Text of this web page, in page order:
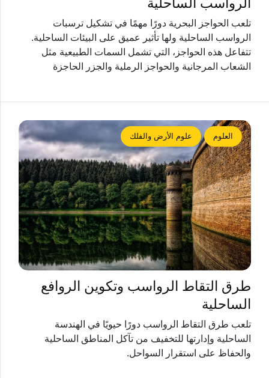
تلعب الحواجز البحرية دورًا مهمًا في تشكيل ترسبات
الرواسب الساحلية ولها تأثير عميق على البيئات الساحلية.
تتفاعل هذه الحواجز، التي تشمل السمات الطبيعية مثل
الشعاب المرجانية والحواجز الرملية والجزر الحاجزة
العلوم علوم الأرض والفلك
طرق التقاط الرواسب وتكوين الروافع
الساحلية
تلعب طرق التقاط الرواسب دورًا حيويًا في الهندسة
الساحلية وإدارتها للتخفيف من تآكل المناطق الساحلية
والحفاظ على استقرار السواحل.